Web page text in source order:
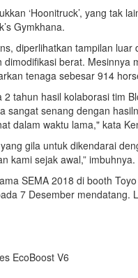
‘Hoonitruck’, yang tak
Gymkhana.
diperlihatkan tampilan
berat. Mesinnya
tenaga sebesar 914
2 tahun hasil kolaborasi tim
sangat senang dengan
dalam waktu lama," kata
yang gila untuk dikendarai
kami sejak awal,” imbuhnya.
SEMA 2018 di booth
7 Desember mendatang.
EcoBoost V6